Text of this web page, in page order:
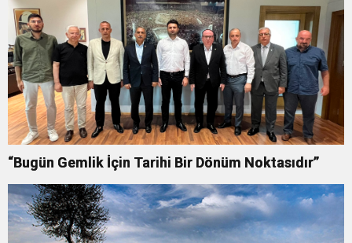
“Bugün Gemlik İçin Tarihi Bir Dönüm Noktasıdır”